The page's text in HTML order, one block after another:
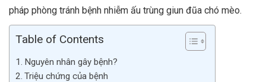
pháp phòng tránh bệnh nhiễm ấu trùng giun đũa chó mèo.
Table of Contents
Nguyên nhân gây bệnh?
Triệu chứng của bệnh